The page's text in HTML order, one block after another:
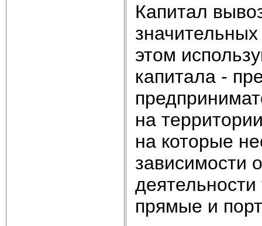
Капитал
этом
капитала -
на
на которые
зависимости
прямые и